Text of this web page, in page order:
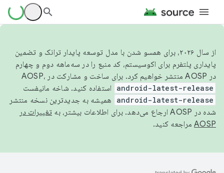
از سال ۲۰۲۶، برای همسو شدن با مدل توسعه پایدار ترانک و تضمین
پایداری پلتفرم برای اکوسیستم، کد منبع را در سه‌ماهه دوم و چهارم
در AOSP منتشر خواهیم کرد. برای ساخت و مشارکت در AOSP،
android-latest-release استفاده کنید. شاخه مانیفست
android-latest-release
همیشه به جدیدترین نسخه منتشر
شده در AOSP ارجاع می‌دهد. برای اطلاعات بیشتر، به
تغییرات در
AOSP مراجعه کنید.